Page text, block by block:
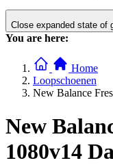
Close expanded state of
You are here:
Home
Loopschoenen
New Balance
New
1080v14